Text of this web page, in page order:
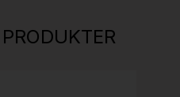
H05 5600 Swingback-armlene Mørk